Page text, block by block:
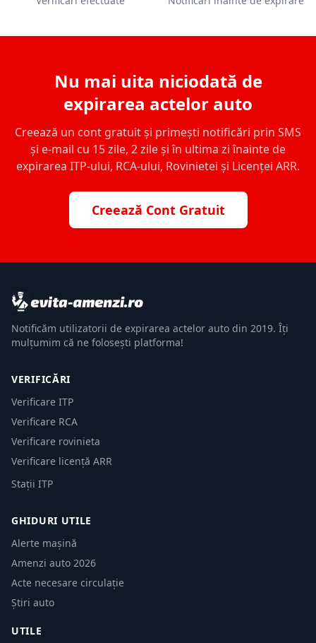
Nu mai uita niciodată de
expirarea actelor auto
Creează un cont gratuit și primești notificări prin SMS
și e-mail cu 15 zile, 2 zile și în ultima zi înainte de
expirarea ITP-ului, RCA-ului, Rovinietei și Licenței ARR.
Creează Cont Gratuit
Notificăm utilizatorii de expirarea actelor auto din 2019. Îți
mulțumim că ne folosești platforma!
VERIFICĂRI
Verificare ITP
Verificare RCA
Verificare rovinieta
Verificare licență ARR
Stații ITP
GHIDURI UTILE
Alerte mașină
Amenzi auto 2026
Acte necesare circulație
Știri auto
UTILE